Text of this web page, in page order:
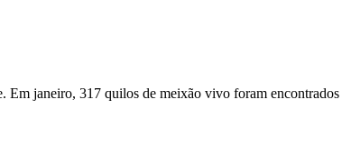
Em janeiro, 317 quilos de meixão vivo foram encontrados